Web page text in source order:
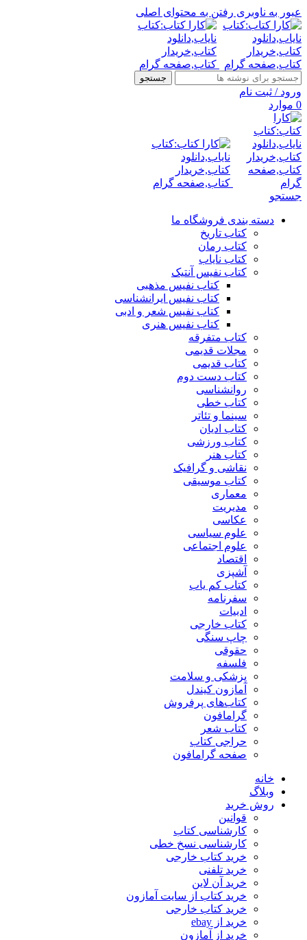
عبور به ناوبری رفتن به محتوای اصلی
جستجو
ورود / ثبت نام
0 موارد
جستجو
دسته بندی فروشگاه ما
کتاب تاریخ
کتاب رمان
کتاب نایاب
کتاب نفیس آنتیک
کتاب نفیس مذهبی
کتاب نفیس ایرانشناسی
کتاب نفیس شعر و ادبی
کتاب نفیس هنری
کتاب متفرقه
مجلات قدیمی
کتاب قدیمی
کتاب دست دوم
روانشناسی
کتاب خطی
سینما و تئاتر
کتاب ادیان
کتاب ورزشی
کتاب هنر
نقاشی و گرافیک
کتاب موسیقی
معماری
مدیریت
عکاسی
علوم سیاسی
علوم اجتماعی
اقتصاد
آشپزی
کتاب کم یاب
سفرنامه
ادبیات
کتاب خارجی
چاپ سنگی
حقوقی
فلسفه
پزشکی و سلامت
آمازون کیندل
کتاب‌های پرفروش
گرامافون
کتاب شعر
حراجی کتاب
صفحه گرامافون
خانه
وبلاگ
روش خرید
قوانین
کارشناسی کتاب
کارشناسی نسخ خطی
خرید کتاب خارجی
خرید تلفنی
خرید آن لاین
خرید کتاب از سایت آمازون
خرید کتاب خارجی
خرید از ebay
خرید از آمازون